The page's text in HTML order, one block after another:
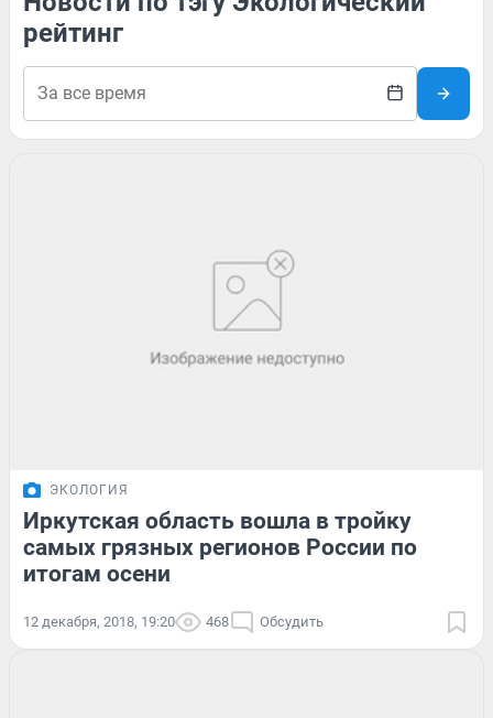
рейтинг
ЭКОЛОГИЯ
Иркутская область вошла в тройку
самых грязных регионов России по
итогам осени
12 декабря, 2018, 19:20 468 Обсудить